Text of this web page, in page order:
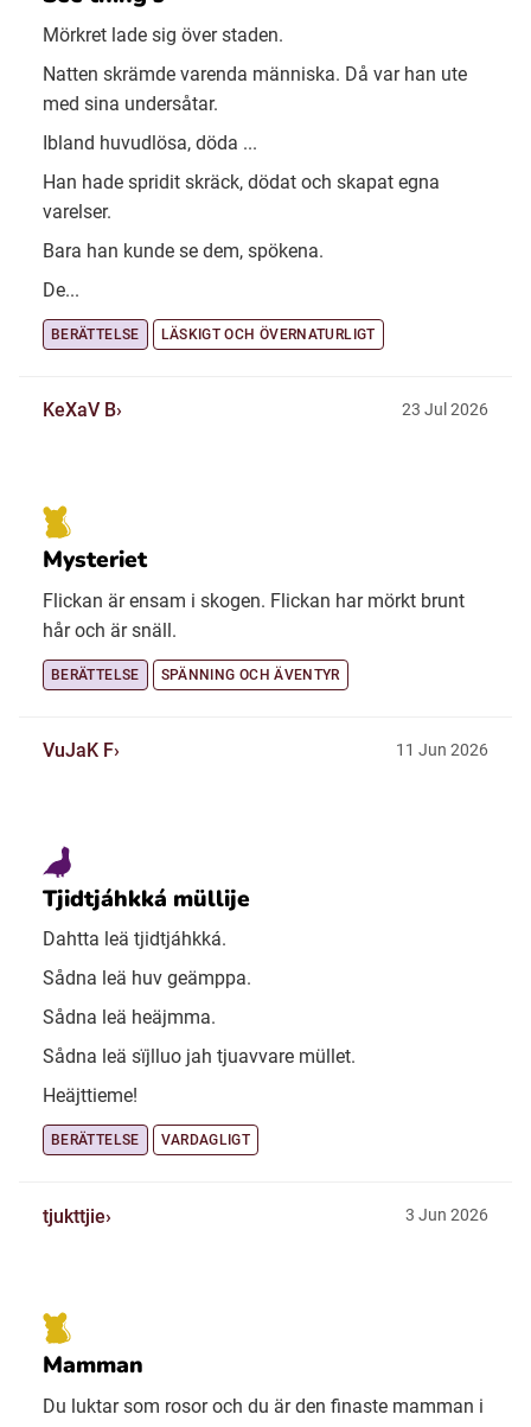
Mörkret lade sig över staden.
Natten skrämde varenda människa. Då var han ute
med sina undersåtar.
Ibland huvudlösa, döda ...
Han hade spridit skräck, dödat och skapat egna
varelser.
Bara han kunde se dem, spökena.
De...
BERÄTTELSE LÄSKIGT OCH ÖVERNATURLIGT
KeXaV B 23 Jul 2026
Mysteriet
Flickan är ensam i skogen. Flickan har mörkt brunt
hår och är snäll.
BERÄTTELSE SPÄNNING OCH ÄVENTYR
VuJaK F 11 Jun 2026
Tjidtjáhkká müllije
Dahtta leä tjidtjáhkká.
Sådna leä huv geämppa.
Sådna leä heäjmma.
Sådna leä sïjlluo jah tjuavvare müllet.
Heäjttieme!
BERÄTTELSE VARDAGLIGT
tjukttjie 3 Jun 2026
Mamman
Du luktar som rosor och du är den finaste mamman i